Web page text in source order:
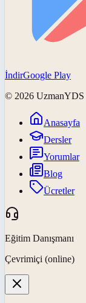
İndirGoogle Play
© 2026 UzmanYDS
Anasayfa
Dersler
Yorumlar
Blog
Ücretler
Eğitim Danışmanı
Çevrimiçi (online)